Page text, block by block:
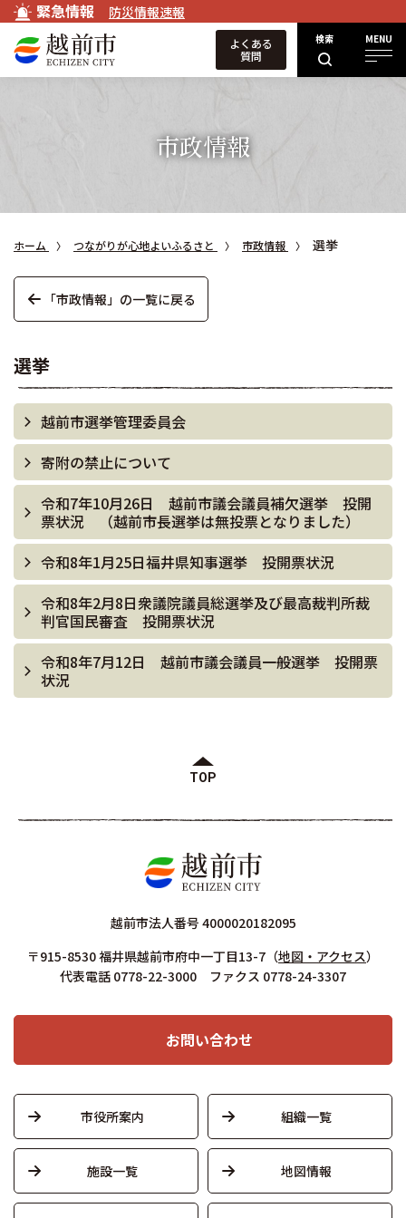
緊急情報 防災情報速報
検索 MENU
よくある
質問
市政情報
ホーム つながりが心地よいふるさと 市政情報 選挙
「市政情報」の一覧に戻る
選挙
越前市選挙管理委員会
寄附の禁止について
令和7年10月26日 越前市議会議員補欠選挙 投開
票状況 （越前市長選挙は無投票となりました）
令和8年1月25日福井県知事選挙 投開票状況
令和8年2月8日衆議院議員総選挙及び最高裁判所裁
判官国民審査 投開票状況
令和8年7月12日 越前市議会議員一般選挙 投開票
状況
TOP
越前市法人番号 4000020182095
〒915-8530 福井県越前市府中一丁目13-7 （地図・アクセス）
代表電話 0778-22-3000 ファクス 0778-24-3307
お問い合わせ
市役所案内 組織一覧
施設一覧 地図情報